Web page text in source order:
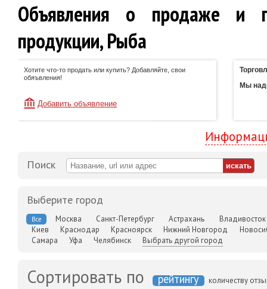
Объявления о продаже и
продукции, Рыба
Хотите что-то продать или купить? Добавляйте, свои
обяъвления!
Добавить объявление
Мы
Поиск
Выберите город
Все Москва Санкт-Петербург Астрахань
Владивосток
Киев
Краснодар Красноярск Нижний Новгород
Самара
Уфа Челябинск Выбрать другой город
Сортировать по рейтингу количеству